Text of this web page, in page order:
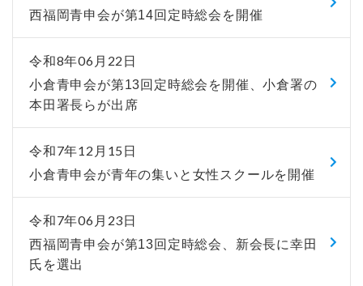
西福岡青申会が第14回定時総会を開催
令和8年06月22日
小倉青申会が第13回定時総会を開催、小倉署の
本田署長らが出席
令和7年12月15日
小倉青申会が青年の集いと女性スクールを開催
令和7年06月23日
西福岡青申会が第13回定時総会、新会長に幸田
氏を選出